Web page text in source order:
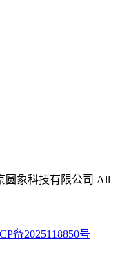
圆象科技有限公司 All
备2025118850号